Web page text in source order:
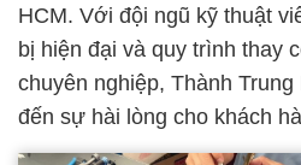
HCM. Với đội ngũ kỹ thuật
bị hiện đại và quy trình thay
chuyên nghiệp, Thành
đến sự hài lòng cho khách